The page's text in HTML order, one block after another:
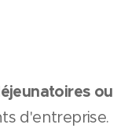
ou
d'entreprise.